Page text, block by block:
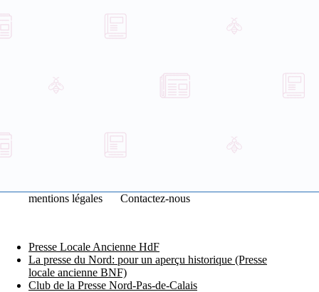
mentions légales Contactez-nous
Presse Locale Ancienne HdF
La presse du Nord: pour un aperçu historique (Presse
locale ancienne BNF)
Club de la Presse Nord-Pas-de-Calais